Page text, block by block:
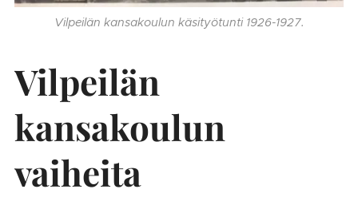
Vilpeilän kansakoulun käsityötunti 1926-1927.
Vilpeilän
kansakoulun
vaiheita